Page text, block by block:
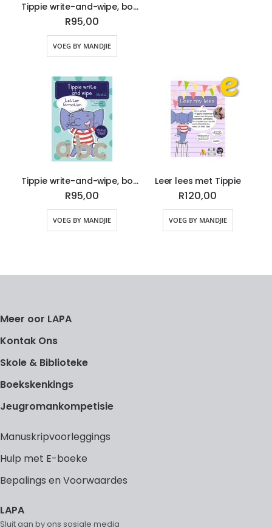
Tippie write-and-wipe, book 5: Word games
R95,00
VOEG BY MANDJIE
Tippie write-and-wipe, book 4: Letter formation
R95,00
VOEG BY MANDJIE
Leer lees met Tippie
R120,00
VOEG BY MANDJIE
Meer oor LAPA
Kontak Ons
Skole & Biblioteke
Boekskenkings
Jeugromankompetisie
Manuskripvoorleggings
Hulp met E-boeke
Bepalings en Voorwaardes
LAPA